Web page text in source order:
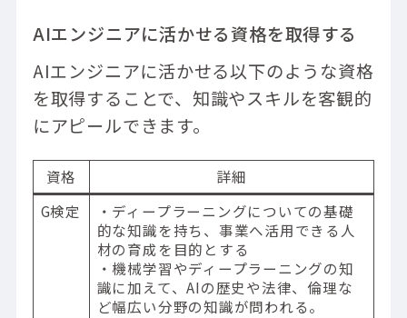
AIエンジニアに活かせる資格を取得する
AIエンジニアに活かせる以下のような資格
を取得することで、知識やスキルを客観的
にアピールできます。
資格
詳細
G検定
・ディープラーニングについての基礎
的な知識を持ち、事業へ活用できる人
材の育成を目的とする
・機械学習やディープラーニングの知
識に加えて、AIの歴史や法律、倫理な
ど幅広い分野の知識が問われる。